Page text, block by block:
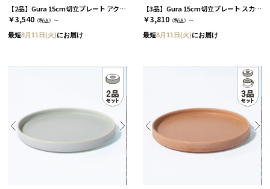
【2品】Gura 15cm切立プレート アクアブルー［サクザン］
￥3,540 （税込）～
最短8月11日(火)にお届け
【3品】Gura 15cm切立プレート スカイブルー［サクザン］
￥3,810 （税込）～
最短8月11日(火)にお届け